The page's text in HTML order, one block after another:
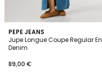
PEPE JEANS
Jupe Longue Coupe Regular En
Denim
89,00 €